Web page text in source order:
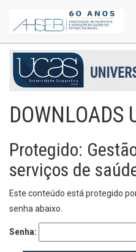
DOWNLOADS
Protegido:
serviços de
Este conteúdo está protegido
senha abaixo.
Senha: